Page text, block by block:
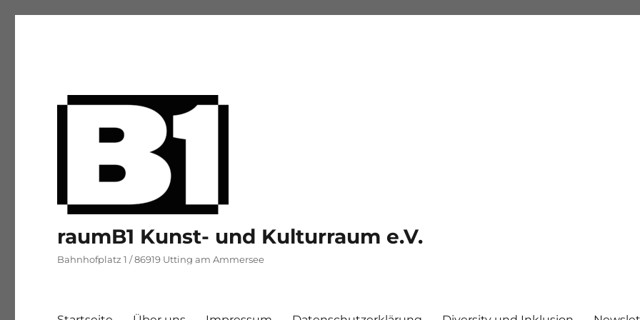
raumB1 Kunst- und Kulturraum e.V.
Bahnhofplatz 1 / 86919 Utting am Ammersee